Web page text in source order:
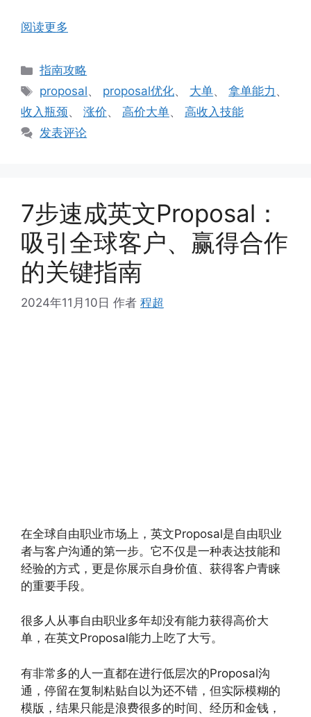
阅读更多
分
类
指南攻略
标
签
proposal、 proposal优化、 大单、拿单能力 、
收入瓶颈、 涨价、 高价大单、 高收入技能
发表评论
7步速成英文Proposal：
吸引全球客户、赢得合作
的关键指南
2024年11月10日 作者 程超
在全球自由职业市场上，英文Proposal是自由职业
者与客户沟通的第一步。它不仅是一种表达技能和
经验的方式，更是你展示自身价值、获得客户青睐
的重要手段。
很多人从事自由职业多年却没有能力获得高价大
单，在英文Proposal能力上吃了大亏。
有非常多的人一直都在进行低层次的Proposal沟
通，停留在复制粘贴自以为还不错，但实际模糊的
模版，结果只能是浪费很多的时间、经历和金钱，